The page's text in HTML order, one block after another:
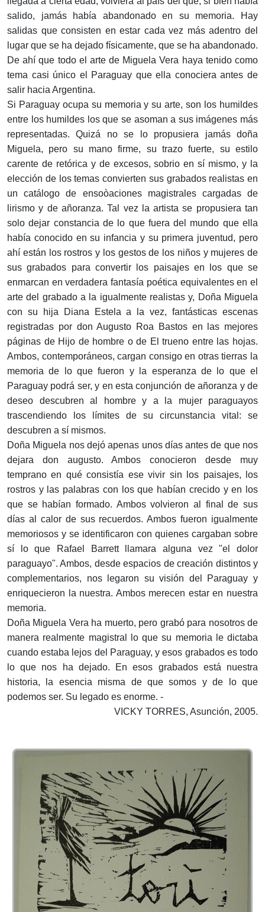
salido, jamás había abandonado en su memoria. Hay
salidas que consisten en estar cada vez más adentro del
lugar que se ha dejado físicamente, que se ha abandonado.
De ahí que todo el arte de Miguela Vera haya tenido como
tema casi único el Paraguay que ella conociera antes de
salir hacia Argentina.
Si Paraguay ocupa su memoria y su arte, son los humildes
entre los humildes los que se asoman a sus imágenes más
representadas. Quizá no se lo propusiera jamás doña
Miguela, pero su mano firme, su trazo fuerte, su estilo
carente de retórica y de excesos, sobrio en sí mismo, y la
elección de los temas convierten sus grabados realistas en
un catálogo de ensoòaciones magistrales cargadas de
lirismo y de añoranza. Tal vez la artista se propusiera tan
solo dejar constancia de lo que fuera del mundo que ella
había conocido en su infancia y su primera juventud, pero
ahí están los rostros y los gestos de los niños y mujeres de
sus grabados para convertir los paisajes en los que se
enmarcan en verdadera fantasía poética equivalentes en el
arte del grabado a la igualmente realistas y, Doña Miguela
con su hija Diana Estela a la vez, fantásticas escenas
registradas por don Augusto Roa Bastos en las mejores
páginas de Hijo de hombre o de El trueno entre las hojas.
Ambos, contemporáneos, cargan consigo en otras tierras la
memoria de lo que fueron y la esperanza de lo que el
Paraguay podrá ser, y en esta conjunción de añoranza y de
deseo descubren al hombre y a la mujer paraguayos
trascendiendo los límites de su circunstancia vital: se
descubren a sí mismos.
Doña Miguela nos dejó apenas unos días antes de que nos
dejara don augusto. Ambos conocieron desde muy
temprano en qué consistía ese vivir sin los paisajes, los
rostros y las palabras con los que habían crecido y en los
que se habían formado. Ambos volvieron al final de sus
días al calor de sus recuerdos. Ambos fueron igualmente
memoriosos y se identificaron con quienes cargaban sobre
sí lo que Rafael Barrett llamara alguna vez "el dolor
paraguayo". Ambos, desde espacios de creación distintos y
complementarios, nos legaron su visión del Paraguay y
enriquecieron la nuestra. Ambos merecen estar en nuestra
memoria.
Doña Miguela Vera ha muerto, pero grabó para nosotros de
manera realmente magistral lo que su memoria le dictaba
cuando estaba lejos del Paraguay, y esos grabados es todo
lo que nos ha dejado. En esos grabados está nuestra
historia, la esencia misma de que somos y de lo que
podemos ser. Su legado es enorme. -
VICKY TORRES, Asunción, 2005.